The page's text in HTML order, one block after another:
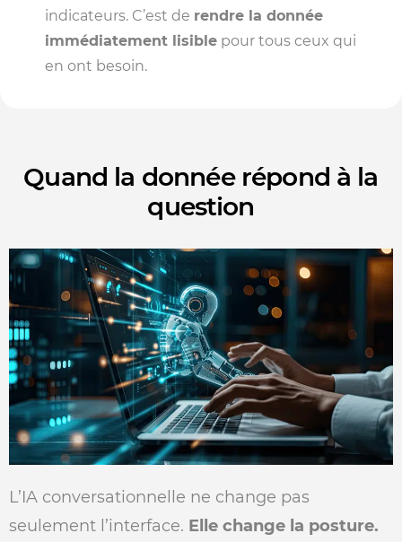
indicateurs. C’est de rendre la donnée
immédiatement lisible pour tous ceux qui
en ont besoin.
Quand la donnée répond à la
question
L’IA conversationnelle ne change pas
seulement l’interface. Elle change la posture.